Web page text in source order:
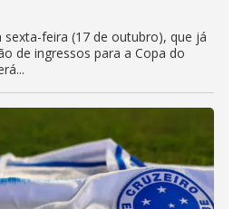
feira (17 de outubro), que já
de ingressos para a Copa do